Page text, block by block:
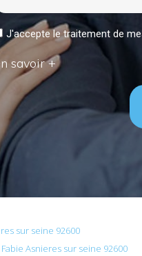
J'accepte le traitement de
savoir +
sur seine 92600
Asnieres sur seine 92600